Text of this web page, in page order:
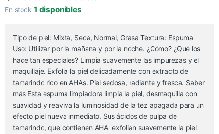
En stock 1 disponibles
Tipo de piel: Mixta, Seca, Normal, Grasa Textura: Espuma
Uso: Utilizar por la mañana y por la noche. ¿Cómo? ¿Qué los
hace tan especiales? Limpia suavemente las impurezas y el
maquillaje. Exfolia la piel delicadamente con extracto de
tamarindo rico en AHAs. Piel sedosa, radiante y fresca. Saber
más Esta espuma limpiadora limpia la piel, desmaquilla con
suavidad y reaviva la luminosidad de la tez apagada para un
efecto piel nueva inmediato. Sus ácidos de pulpa de
tamarindo, que contienen AHA, exfolian suavemente la piel